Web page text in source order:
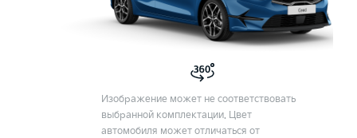
Изображение может не соответствовать
выбранной комплектации. Цвет
автомобиля может отличаться от